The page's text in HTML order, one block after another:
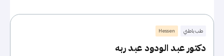
طب باطني Hessen
دكتور عبد الودود عبد ربه